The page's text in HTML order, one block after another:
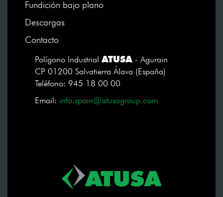
Fundición bajo plano
Descargas
Contacto
Polígono Industrial ATUSA
- Agurain
CP 01200 Salvatierra Álava (España)
Teléfono: 945 18 00 00
Email: info.spain@atusagroup.com